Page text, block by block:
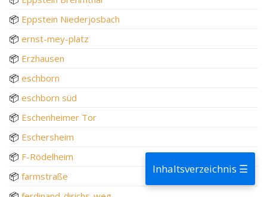
📦 Eppstein Niederjosbach
📦 ernst-mey-platz
📦 Erzhausen
📦 eschborn
📦 eschborn süd
📦 Eschenheimer Tor
📦 Eschersheim
📦 F-Rödelheim
📦 farmstraße
Inhaltsverzeichnis ☰